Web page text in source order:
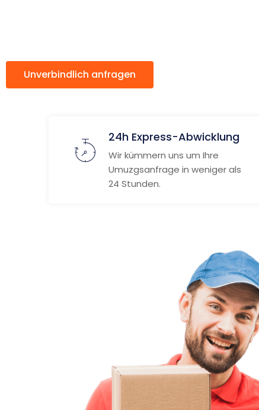
Unverbindlich anfragen
24h Express-Abwicklung
Wir kümmern uns um Ihre
Umuzgsanfrage in weniger als
24 Stunden.